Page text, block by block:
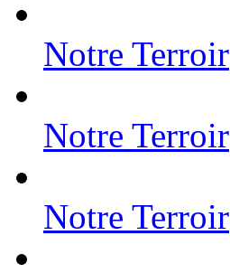
Notre Terroir
Notre Terroir
Notre Terroir